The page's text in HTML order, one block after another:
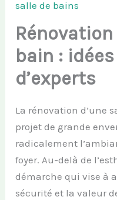
salle de bains
bain :
d’experts
La rénovation d’une
projet de grande
radicalement
foyer. Au-delà de
démarche qui vise à
sécurité et la valeur